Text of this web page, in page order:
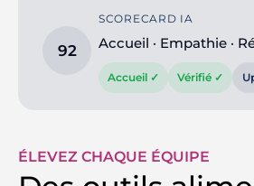
92
SCORECARD IA
Accueil · Empathie ·
Accueil ✓ Vérifié ✓
ÉLEVEZ CHAQUE ÉQUIPE